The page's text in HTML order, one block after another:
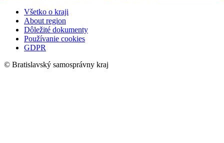
Všetko o kraji
About region
Dôležité dokumenty
Používanie cookies
GDPR
© Bratislavský samosprávny kraj